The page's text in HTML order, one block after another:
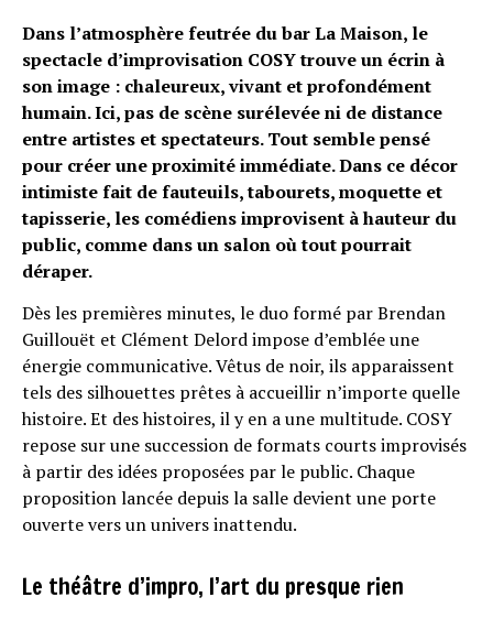
Dans l’atmosphère feutrée du bar La Maison, le
spectacle d’improvisation COSY trouve un écrin à
son image : chaleureux, vivant et profondément
humain. Ici, pas de scène surélevée ni de distance
entre artistes et spectateurs. Tout semble pensé
pour créer une proximité immédiate. Dans ce décor
intimiste fait de fauteuils, tabourets, moquette et
tapisserie, les comédiens improvisent à hauteur du
public, comme dans un salon où tout pourrait
déraper.
Dès les premières minutes, le duo formé par Brendan
Guillouët et Clément Delord impose d’emblée une
énergie communicative. Vêtus de noir, ils apparaissent
tels des silhouettes prêtes à accueillir n’importe quelle
histoire. Et des histoires, il y en a une multitude. COSY
repose sur une succession de formats courts improvisés
à partir des idées proposées par le public. Chaque
proposition lancée depuis la salle devient une porte
ouverte vers un univers inattendu.
Le théâtre d’impro, l’art du presque rien